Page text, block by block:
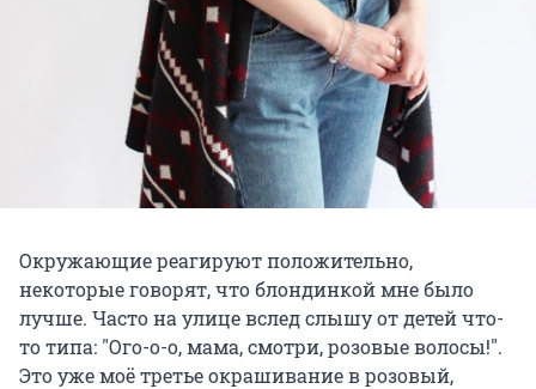
Окружающие реагируют положительно,
некоторые говорят, что блондинкой мне было
лучше. Часто на улице вслед слышу от детей что-
то типа: "Ого-о-о, мама, смотри, розовые волосы!".
Это уже моё третье окрашивание в розовый,